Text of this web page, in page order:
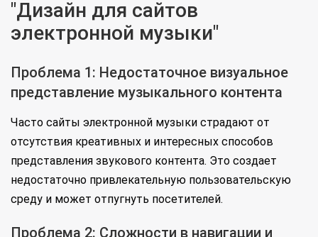
"Дизайн для сайтов
электронной музыки"
Проблема 1: Недостаточное визуальное
представление музыкального контента
Часто сайты электронной музыки страдают от
отсутствия креативных и интересных способов
представления звукового контента. Это создает
недостаточно привлекательную пользовательскую
среду и может отпугнуть посетителей.
Проблема 2: Сложности в навигации и